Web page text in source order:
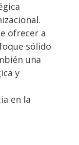
ofrecer a
sólido
una
y
en la